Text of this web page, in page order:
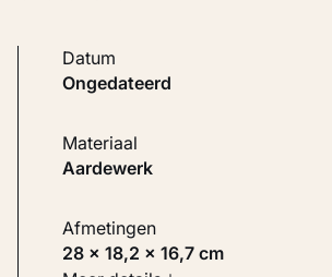
Datum
ongedateerd
Materiaal
Aardewerk
Afmetingen
28 × 18,2 × 16,7 cm